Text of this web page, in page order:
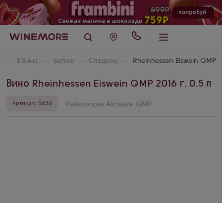
🍷 Вино Белое Сладкое Rheinhessen Eiswein QMP
Вино Rheinhessen Eiswein QMP 2016 г. 0.5 л
Артикул: 5636 Райнхессен Айсвайн QMP